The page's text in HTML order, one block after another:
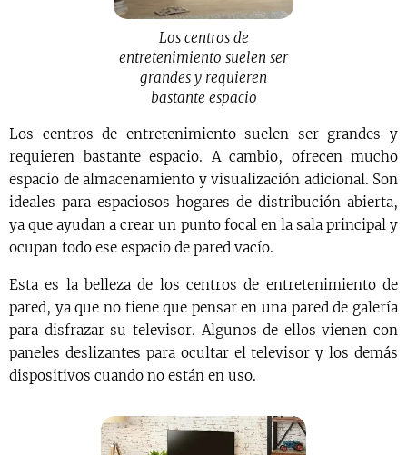
Los centros de
entretenimiento suelen ser
grandes y requieren
bastante espacio
Los centros de entretenimiento suelen ser grandes y
requieren bastante espacio. A cambio, ofrecen mucho
espacio de almacenamiento y visualización adicional. Son
ideales para espaciosos hogares de distribución abierta,
ya que ayudan a crear un punto focal en la sala principal y
ocupan todo ese espacio de pared vacío.
Esta es la belleza de los centros de entretenimiento de
pared, ya que no tiene que pensar en una pared de galería
para disfrazar su televisor. Algunos de ellos vienen con
paneles deslizantes para ocultar el televisor y los demás
dispositivos cuando no están en uso.